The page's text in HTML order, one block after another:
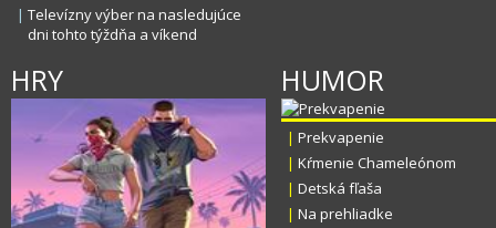
| Televízny výber na nasledujúce
dni tohto týždňa a víkend
HRY HUMOR
| Prekvapenie
| Kŕmenie Chameleónom
| Detská fľaša
| Na prehliadke